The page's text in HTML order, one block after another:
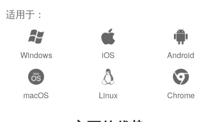
适用于：
Windows iOS Android
macOS Linux Chrome